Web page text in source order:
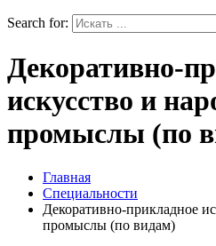
Search for:
Декоративно-
искусство и
промыслы (по
Главная
Специальности
Декоративно-прикладное
промыслы (по видам)